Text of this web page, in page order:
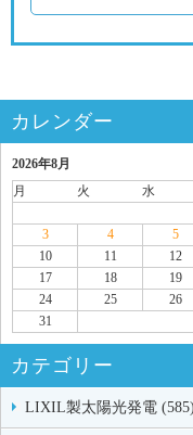
カレンダー
2026年8月
月
火 水
3
4 5
10
11 12
17
18 19
24
25 26
31
カテゴリー
LIXIL製太陽光発電 (585)